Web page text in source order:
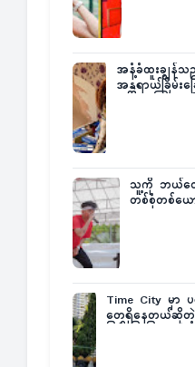
အနံ့ခံထူးချွန်
အန္တရာယ်ခြိမ်း
သူ့ကို ဘယ်တေ
တစ်စုံတစ်ယေ
Time City မှာ
တွေရှိနေတယ်ဆို